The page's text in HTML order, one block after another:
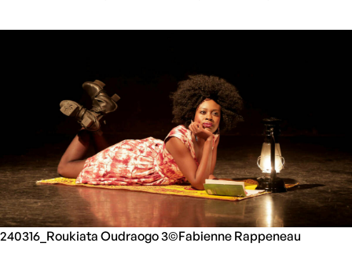
240316_Roukiata Oudraogo 3©Fabienne Rappeneau